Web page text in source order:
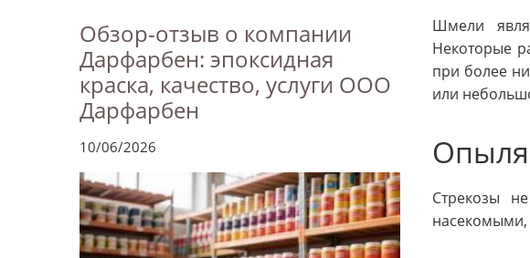
Обзор-отзыв о компании
Дарфарбен: эпоксидная
краска, качество, услуги ООО
Дарфарбен
10/06/2026
Шмели
Некоторые
при более
или
Стрекозы
насекомыми,